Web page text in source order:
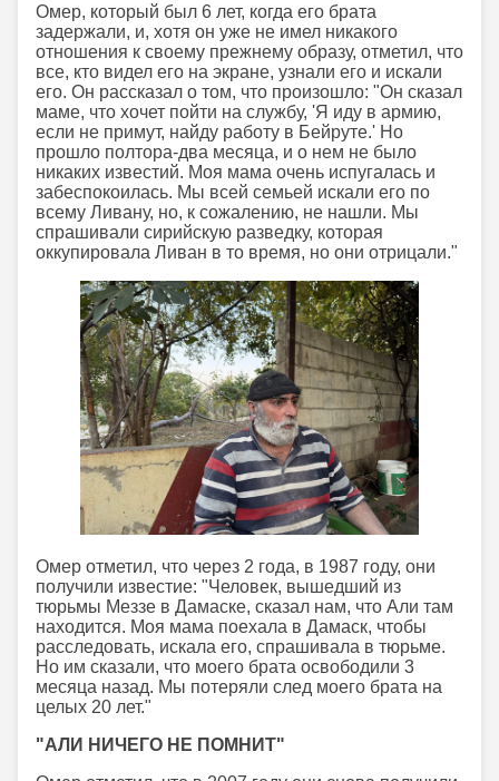
Омер, который был 6 лет, когда его брата
задержали, и, хотя он уже не имел никакого
отношения к своему прежнему образу, отметил, что
все, кто видел его на экране, узнали его и искали
его. Он рассказал о том, что произошло: "Он сказал
маме, что хочет пойти на службу, 'Я иду в армию,
если не примут, найду работу в Бейруте.' Но
прошло полтора-два месяца, и о нем не было
никаких известий. Моя мама очень испугалась и
забеспокоилась. Мы всей семьей искали его по
всему Ливану, но, к сожалению, не нашли. Мы
спрашивали сирийскую разведку, которая
оккупировала Ливан в то время, но они отрицали."
Омер отметил, что через 2 года, в 1987 году, они
получили известие: "Человек, вышедший из
тюрьмы Меззе в Дамаске, сказал нам, что Али там
находится. Моя мама поехала в Дамаск, чтобы
расследовать, искала его, спрашивала в тюрьме.
Но им сказали, что моего брата освободили 3
месяца назад. Мы потеряли след моего брата на
целых 20 лет."
"АЛИ НИЧЕГО НЕ ПОМНИТ"